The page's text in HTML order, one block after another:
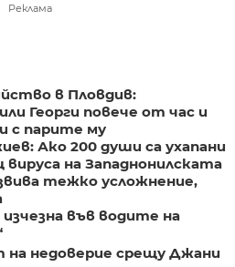
Реклама
в Пловдив:
Георги повече от час и
с парите му
Ако 200 души са ухапани
на Западнонилската
тежко усложнение,
във водите на
недоверие срещу Джани